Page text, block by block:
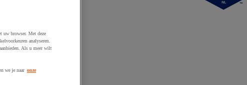
NL
uw browser. Met deze
analyseren.
Als u meer wilt
we je naar onze